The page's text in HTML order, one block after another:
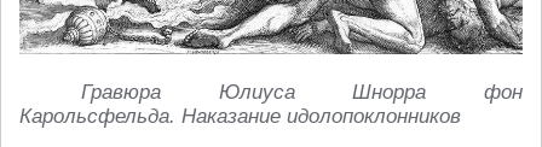
Гравюра Юлиуса Шнорра фон
Карольсфельда. Наказание идолопоклонников